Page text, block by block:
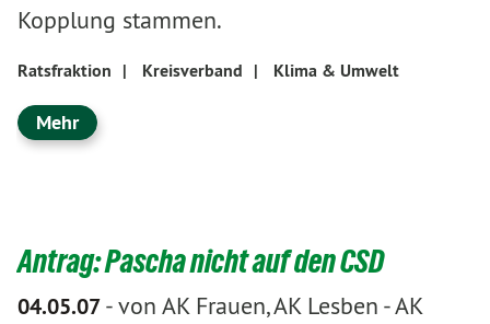
Kopplung stammen.
Ratsfraktion | Kreisverband | Klima & Umwelt
Mehr
Antrag: Pascha nicht auf den CSD
04.05.07-von AK Frauen, AK Lesben -AK